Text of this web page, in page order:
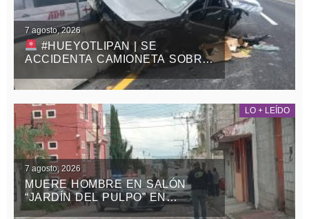
7 agosto, 2026
#HUEYOTLIPAN | SE
ACCIDENTA CAMIONETA SOBRE
LA MÉXICO-VERACRUZ
LO + LEÍDO
7 agosto, 2026
MUERE HOMBRE EN SALÓN
“JARDÍN DEL PULPO” EN
APIZACO